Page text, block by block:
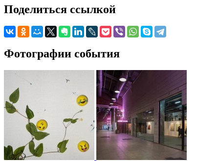
Поделиться ссылкой
Фотографии события